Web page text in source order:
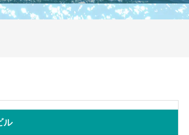
ル